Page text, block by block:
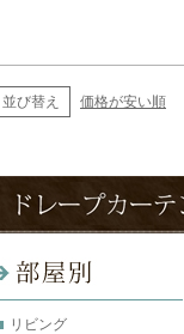
並び替え 価格が安い順
リビング